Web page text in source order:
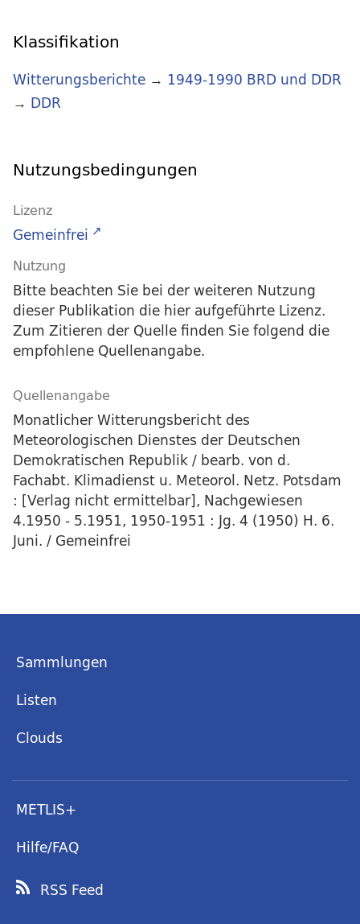
Klassifikation
Witterungsberichte → 1949-1990 BRD und DDR
→ DDR
Nutzungsbedingungen
Lizenz
Gemeinfrei
Nutzung
Bitte beachten Sie bei der weiteren Nutzung
dieser Publikation die hier aufgeführte Lizenz.
Zum Zitieren der Quelle finden Sie folgend die
empfohlene Quellenangabe.
Quellenangabe
Monatlicher Witterungsbericht des
Meteorologischen Dienstes der Deutschen
Demokratischen Republik / bearb. von d.
Fachabt. Klimadienst u. Meteorol. Netz. Potsdam
: [Verlag nicht ermittelbar], Nachgewiesen
4.1950 - 5.1951, 1950-1951 : Jg. 4 (1950) H. 6.
Juni. / Gemeinfrei
Sammlungen
Listen
Clouds
METLIS+
Hilfe/FAQ
RSS Feed